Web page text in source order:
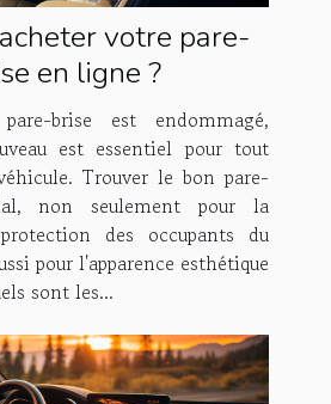
votre pare-
en ligne ?
brise est endommagé,
est essentiel pour tout
Trouver le bon pare-
non seulement pour la
des occupants du
pour l'apparence esthétique
sont les...